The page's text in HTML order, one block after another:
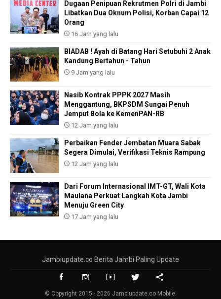
Dugaan Penipuan Rekrutmen Polri di Jambi
Libatkan Dua Oknum Polisi, Korban Capai 12
Orang
16 Jam yang lalu
BIADAB ! Ayah di Batang Hari Setubuhi 2 Anak
Kandung Bertahun - Tahun
9 Jam yang lalu
Nasib Kontrak PPPK 2027 Masih
Menggantung, BKPSDM Sungai Penuh
Jemput Bola ke KemenPAN-RB
12 Jam yang lalu
Perbaikan Fender Jembatan Muara Sabak
Segera Dimulai, Verifikasi Teknis Rampung
12 Jam yang lalu
Dari Forum Internasional IMT-GT, Wali Kota
Maulana Perkuat Langkah Kota Jambi
Menuju Green City
17 Jam yang lalu
Jambiupdate.co Berita Jambi Paling Update
© Copyright 2015 - 2026 Jambiupdate.co Mobile.